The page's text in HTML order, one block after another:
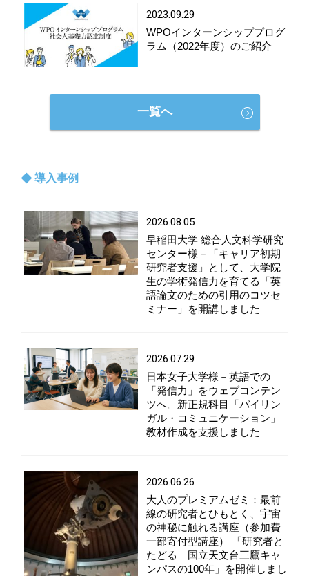
一覧へ
2023.09.29
WPOインターンシッププログ
ラム（2022年度）のご紹介
導入事例
2026.08.05
早稲田大学 総合人文科学研究
センター様－「キャリア初期
研究者支援」として、大学院
生の学術発信力を育てる「英
語論文のための引用のコツセ
ミナー」を開講しました
2026.07.29
日本女子大学様－英語での
「発信力」をウェブコンテン
ツへ。新正規科目「バイリン
ガル・コミュニケーション」
教材作成を支援しました
2026.06.26
大人のプレミアムゼミ：最前
線の研究者とひもとく、宇宙
の神秘に触れる講座（参加費
一部寄付型講座） 「研究者と
たどる 国立天文台三鷹キャ
ンパスの100年」を開催しまし